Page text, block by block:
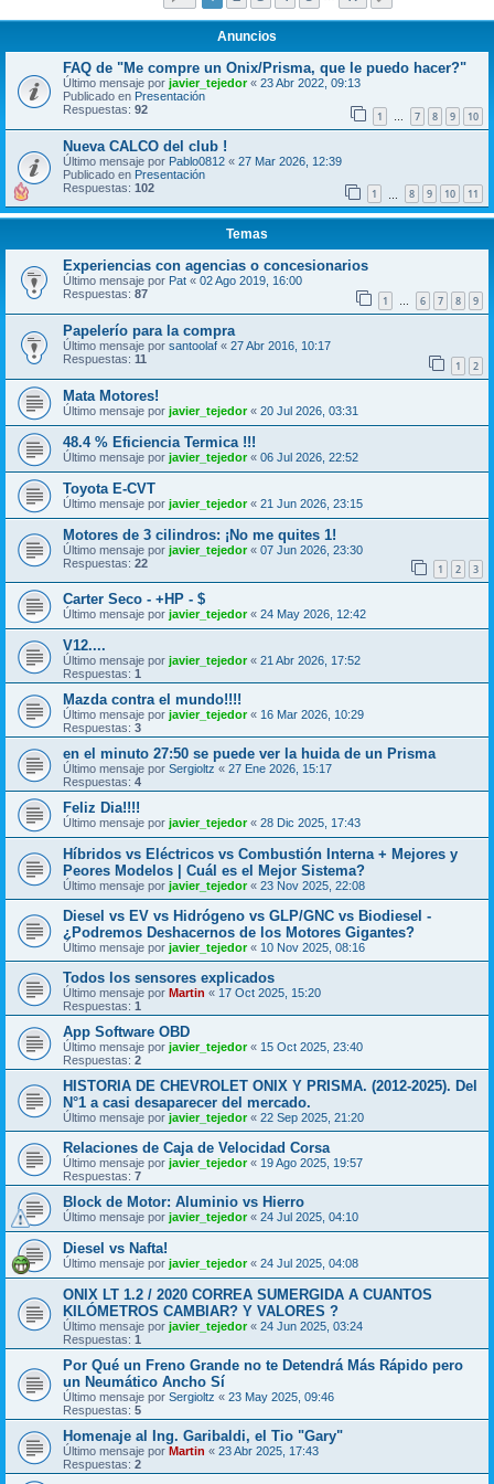
Anuncios
FAQ de "Me compre un Onix/Prisma, que le puedo hacer?"
Último mensaje por javier_tejedor« 23 Abr 2022, 09:13
Publicado en Presentación
Respuestas: 92 1 … 7 8 9 10
Nueva CALCO del club !
Último mensaje por Pablo0812 « 27 Mar 2026, 12:39
Publicado en Presentación
Respuestas: 102 1 8 9 10 11
Temas
Experiencias con agencias o concesionarios
Último mensaje por Pat « 02 Ago 2019, 16:00
Respuestas: 87 1 … 6 7 8 9
Papelerío para la compra
Último mensaje por santoolaf « 27 Abr 2016, 10:17
Respuestas: 11 1 2
Mata Motores!
Último mensaje por javier_tejedor« 20 Jul 2026, 03:31
48.4 % Eficiencia Termica !!!
Último mensaje por javier_tejedor« 06 Jul 2026, 22:52
Toyota E-CVT
Último mensaje por javier_tejedor« 21 Jun 2026, 23:15
Motores de 3 cilindros: ¡No me quites 1!
Último mensaje por javier_tejedor« 07 Jun 2026, 23:30
Respuestas: 22 1 2 3
Carter Seco - +HP - $
Último mensaje por javier_tejedor« 24 May 2026, 12:42
V12....
Último mensaje por javier_tejedor« 21 Abr 2026, 17:52
Respuestas: 1
Mazda contra el mundo!!!!
Último mensaje por javier_tejedor« 16 Mar 2026, 10:29
Respuestas: 3
en el minuto 27:50 se puede ver la huida de un Prisma
Último mensaje por Sergioltz « 27 Ene 2026, 15:17
Respuestas: 4
Feliz Dia!!!!
Último mensaje por javier_tejedor« 28 Dic 2025, 17:43
Híbridos vs Eléctricos vs Combustión Interna + Mejores y
Peores Modelos | Cuál es el Mejor Sistema?
Último mensaje por javier_tejedor« 23 Nov 2025, 22:08
Diesel vs EV vs Hidrógeno vs GLP/GNC vs Biodiesel -
¿Podremos Deshacernos de los Motores Gigantes?
Último mensaje por javier_tejedor« 10 Nov 2025, 08:16
Todos los sensores explicados
Último mensaje por Martin « 17 Oct 2025, 15:20
Respuestas: 1
App Software OBD
Último mensaje por javier_tejedor« 15 Oct 2025, 23:40
Respuestas: 2
HISTORIA DE CHEVROLET ONIX Y PRISMA. (2012-2025). Del
N°1 a casi desaparecer del mercado.
Último mensaje por javier_tejedor« 22 Sep 2025, 21:20
Relaciones de Caja de Velocidad Corsa
Último mensaje por javier_tejedor« 19 Ago 2025, 19:57
Respuestas: 7
Block de Motor: Aluminio vs Hierro
Último mensaje por javier_tejedor« 24 Jul 2025, 04:10
Diesel vs Nafta!
Último mensaje por javier_tejedor« 24 Jul 2025, 04:08
ONIX LT 1.2 / 2020 CORREA SUMERGIDA A CUANTOS
KILÓMETROS CAMBIAR? Y VALORES ?
Último mensaje por javier_tejedor« 24 Jun 2025, 03:24
Respuestas: 1
Por Qué un Freno Grande no te Detendrá Más Rápido pero
un Neumático Ancho Sí
Último mensaje por Sergioltz « 23 May 2025, 09:46
Respuestas: 5
Homenaje al Ing. Garibaldi, el Tio "Gary"
Último mensaje por Martin « 23 Abr 2025, 17:43
Respuestas: 2